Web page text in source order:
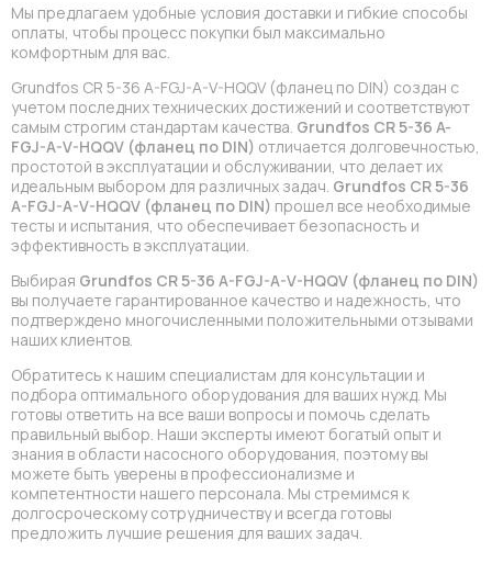
Мы предлагаем удобные условия доставки и гибкие способы
оплаты, чтобы процесс покупки был максимально
комфортным для вас.
Grundfos CR 5-36 A-FGJ-A-V-HQQV (фланец по DIN) создан с
учетом последних технических достижений и соответствуют
самым строгим стандартам качества. Grundfos CR 5-36 A-
FGJ-A-V-HQQV (фланец по DIN) отличается долговечностью,
простотой в эксплуатации и обслуживании, что делает их
идеальным выбором для различных задач. Grundfos CR 5-36
A-FGJ-A-V-HQQV (фланец по DIN) прошел все необходимые
тесты и испытания, что обеспечивает безопасность и
эффективность в эксплуатации.
Выбирая Grundfos CR 5-36 A-FGJ-A-V-HQQV (фланец по DIN)
вы получаете гарантированное качество и надежность, что
подтверждено многочисленными положительными отзывами
наших клиентов.
Обратитесь к нашим специалистам для консультации и
подбора оптимального оборудования для ваших нужд. Мы
готовы ответить на все ваши вопросы и помочь сделать
правильный выбор. Наши эксперты имеют богатый опыт и
знания в области насосного оборудования, поэтому вы
можете быть уверены в профессионализме и
компетентности нашего персонала. Мы стремимся к
долгосроческому сотрудничеству и всегда готовы
предложить лучшие решения для ваших задач.